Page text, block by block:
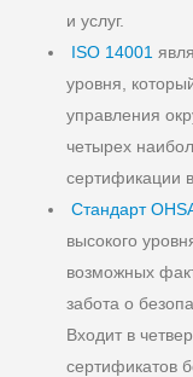
и услуг.
ISO 14001
уровня,
управления
четырех
сертификации
Стандарт
высокого
возможных
забота о
Входит в
сертификатов